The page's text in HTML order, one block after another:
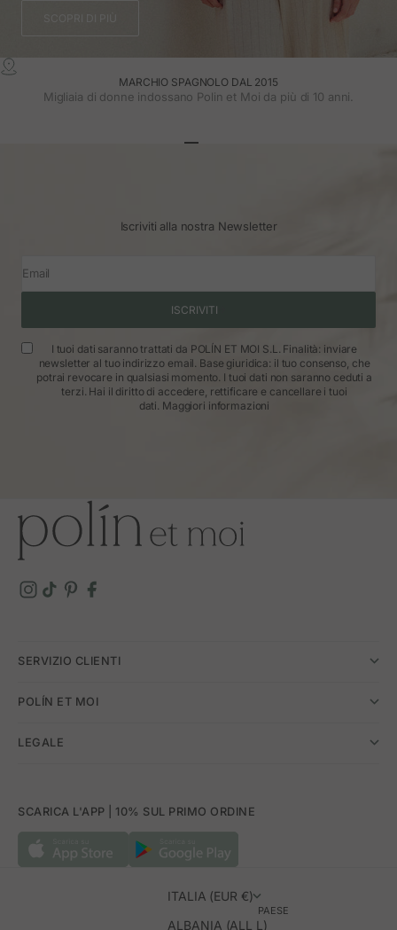
MARCHIO SPAGNOLO DAL 2015
Migliaia di donne indossano Polin et Moi da più di 10 anni.
Iscriviti alla nostra Newsletter
Email
ISCRIVITI
I tuoi dati saranno trattati da POLÍN ET MOI S.L. Finalità: inviare
newsletter al tuo indirizzo email. Base giuridica: il tuo consenso, che
potrai revocare in qualsiasi momento. I tuoi dati non saranno ceduti a
terzi. Hai il diritto di accedere, rettificare e cancellare i tuoi
dati. Maggiori informazioni
SERVIZIO CLIENTI
POLÍN ET MOI
LEGALE
SCARICA L'APP | 10% SUL PRIMO ORDINE
ITALIA (EUR €)
PAESE
ALBANIA (ALL L)